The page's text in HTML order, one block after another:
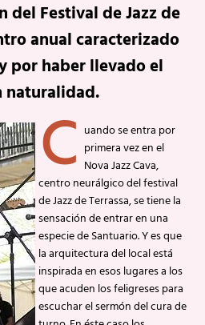
Festival de Jazz de
anual caracterizado
por haber llevado el
naturalidad.
C uando se entra por
primera vez en el
Nova Jazz Cava,
centro neurálgico del festival
de Jazz de Terrassa, se tiene la
sensación de entrar en una
especie de Santuario. Y es que
la arquitectura del local está
inspirada en esos lugares a los
que acuden los feligreses para
escuchar el sermón del cura de